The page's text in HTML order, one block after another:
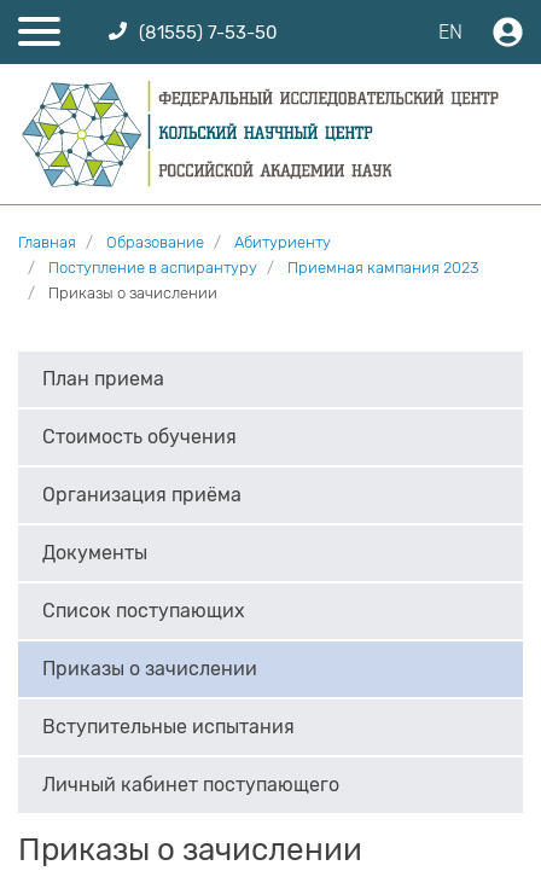
(81555) 7-53-50 EN
Главная Образование
Абитуриенту
Поступление в аспирантуру
Приемная кампания 2023
Приказы о зачислении
План приема
Стоимость обучения
Организация приёма
Документы
Список поступающих
Приказы о зачислении
Вступительные испытания
Личный кабинет поступающего
Приказы о зачислении